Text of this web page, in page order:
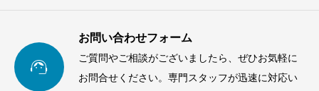

お問い合わせフォーム
ご質問やご相談がございましたら、ぜひお気軽に
お問合せください。専門スタッフが迅速に対応い